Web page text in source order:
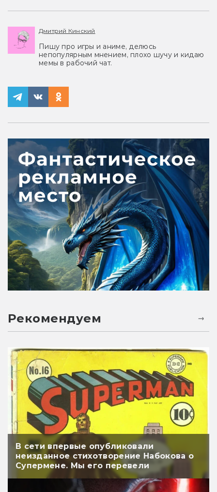
Дмитрий Кинский
Пишу про игры и аниме, делюсь
непопулярным мнением, плохо шучу и кидаю
мемы в рабочий чат.
Рекомендуем
В сети впервые опубликовали
неизданное стихотворение Набокова о
Супермене. Мы его перевели